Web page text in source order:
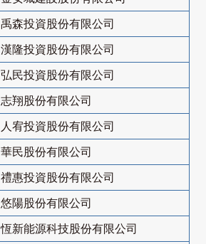
禹森投資股份有限公司
漢隆投資股份有限公司
弘民投資股份有限公司
志翔股份有限公司
人宥投資股份有限公司
華民股份有限公司
禮惠投資股份有限公司
悠陽股份有限公司
恆新能源科技股份有限公司